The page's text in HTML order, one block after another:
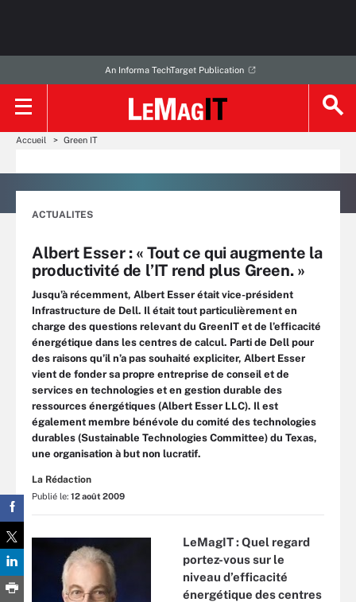
An Informa TechTarget Publication
Accueil Green IT
ACTUALITES
Albert Esser : « Tout ce qui augmente la
productivité de l’IT rend plus Green. »
Jusqu’à récemment, Albert Esser était vice-président
Infrastructure de Dell. Il était tout particulièrement en
charge des questions relevant du GreenIT et de l’efficacité
énergétique dans les centres de calcul. Parti de Dell pour
des raisons qu’il n’a pas souhaité expliciter, Albert Esser
vient de fonder sa propre entreprise de conseil et de
services en technologies et en gestion durable des
ressources énergétiques (Albert Esser LLC). Il est
également membre bénévole du comité des technologies
durables (Sustainable Technologies Committee) du Texas,
une organisation à but non lucratif.
La Rédaction
Publié le: 12 août 2009
LeMagIT : Quel regard
portez-vous sur le
niveau d’efficacité
énergétique des centres